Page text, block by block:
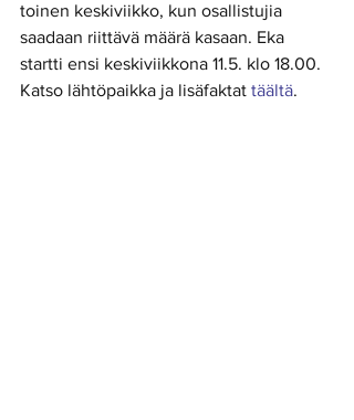
toinen keskiviikko, kun osallistujia
saadaan riittävä määrä kasaan. Eka
startti ensi keskiviikkona 11.5. klo 18.00.
Katso lähtöpaikka ja lisäfaktat täältä.